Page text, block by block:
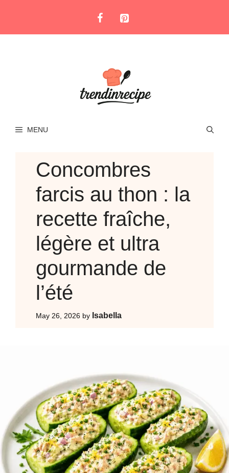
MENU
Concombres
farcis au thon : la
recette fraîche,
légère et ultra
gourmande de
l’été
May 26, 2026 by Isabella